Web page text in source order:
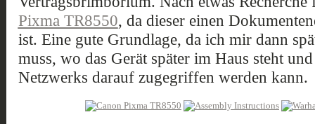
Pixma TR8550, da dieser einen
ist. Eine gute Grundlage, da ich mir dann
muss, wo das Gerät später im Haus steht
Netzwerks darauf zugegriffen werden kann.